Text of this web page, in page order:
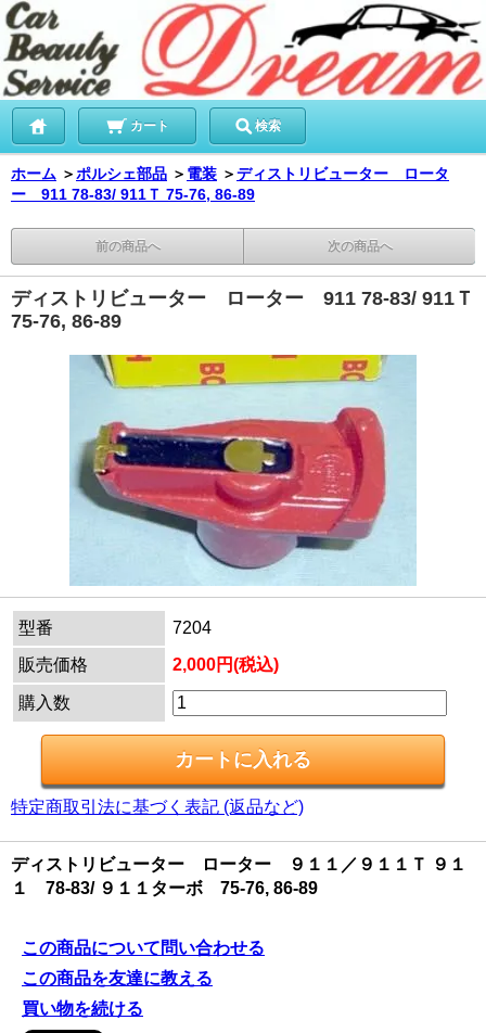
カート 検索
ホーム ＞ポルシェ部品 ＞ 電装 ＞ディストリビューター ロータ
ー 911 78-83/ 911Ｔ 75-76, 86-89
前の商品へ 次の商品へ
ディストリビューター ローター 911 78-83/ 911Ｔ
75-76, 86-89
型番
7204
販売価格
2,000円(税込)
購入数
特定商取引法に基づく表記 (返品など)
ディストリビューター ローター ９１１／９１１Ｔ ９１
１ 78-83/ ９１１ターボ 75-76, 86-89
この商品について問い合わせる
この商品を友達に教える
買い物を続ける